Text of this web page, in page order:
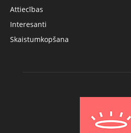
Attiecības
Interesanti
Skaistumkopšana